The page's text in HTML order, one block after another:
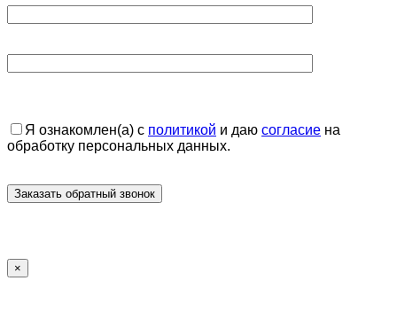
Я ознакомлен(а) с политикой и даю согласие на
обработку персональных данных.
×